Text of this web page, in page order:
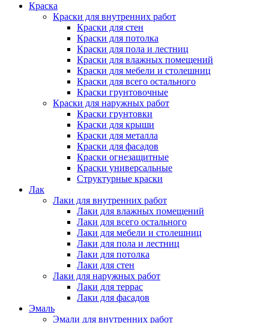
Краска
Краски для внутренних работ
Краски для стен
Краски для потолка
Краски для пола и лестниц
Краски для влажных помещений
Краски для мебели и столешниц
Краски для всего остального
Краски грунтовочные
Краски для наружных работ
Краски грунтовки
Краски для крыши
Краски для металла
Краски для фасадов
Краски огнезащитные
Краски универсальные
Структурные краски
Лак
Лаки для внутренних работ
Лаки для влажных помещений
Лаки для всего остального
Лаки для мебели и столешниц
Лаки для пола и лестниц
Лаки для потолка
Лаки для стен
Лаки для наружных работ
Лаки для террас
Лаки для фасадов
Эмаль
Эмали для внутренних работ